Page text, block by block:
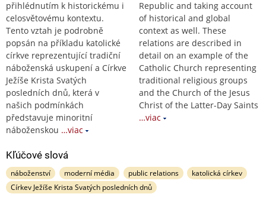
přihlédnutím k historickému i
celosvětovému kontextu.
Tento vztah je podrobně
popsán na příkladu katolické
církve reprezentující tradiční
náboženská uskupení a Církve
Ježíše Krista Svatých
posledních dnů, která v
našich podmínkách
představuje minoritní
náboženskou …viac
Republic and taking account
of historical and global
context as well. These
relations are described in
detail on an example of the
Catholic Church representing
traditional religious groups
and the Church of the Jesus
Christ of the Latter-Day Saints
…viac
Kľúčové slová
náboženství moderní média public relations
katolická církev
Církev Ježíše Krista Svatých posledních dnů